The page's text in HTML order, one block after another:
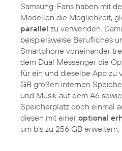
Samsung-Fans haben mit
Modellen die Möglichkeit,
parallel zu verwenden.
beispielsweise Berufliches
Smartphone voneinander
dem Dual Messenger die
für ein und dieselbe App zu
GB großen internen
und Musik auf dem A6
Speicherplatz doch einmal
diesen mit eineroptional
um bis zu 256 GB erweitern.